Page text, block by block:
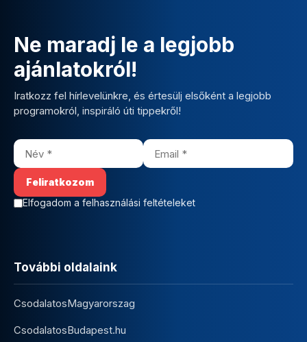
Ne maradj le a legjobb
ajánlatokról!
Iratkozz fel hírlevelünkre, és értesülj elsőként a legjobb
programokról, inspiráló úti tippekről!
Elfogadom a felhasználási feltételeket
További oldalaink
CsodalatosMagyarorszag
CsodalatosBudapest.hu